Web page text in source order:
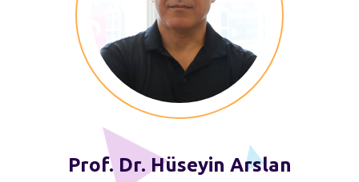
Prof. Dr. Hüseyin Arslan